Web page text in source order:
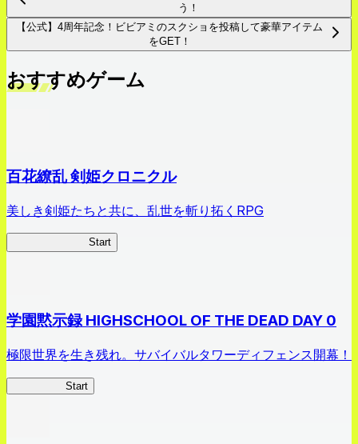
う！
【公式】4周年記念！ビビアミのスクショを投稿して豪華アイテム
をGET！
おすすめゲーム
百花繚乱 剣姫クロニクル
美しき剣姫たちと共に、乱世を斬り拓くRPG
Start
学園黙示録 HIGHSCHOOL OF THE DEAD DAY 0
極限世界を生き残れ。サバイバルタワーディフェンス開幕！
Start